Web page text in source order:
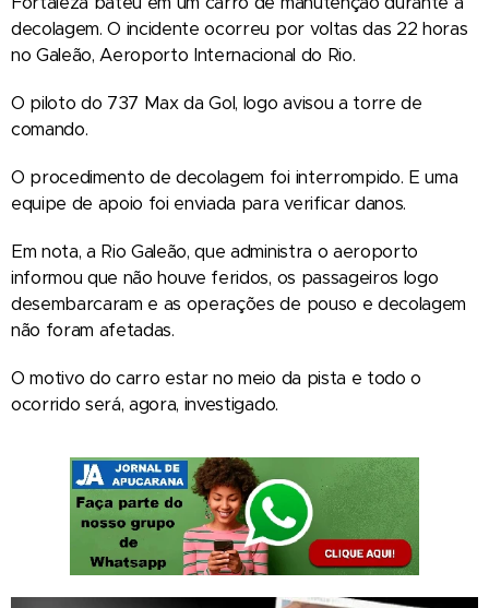
decolagem. O incidente ocorreu por voltas das 22 horas
no Galeão, Aeroporto Internacional do Rio.
O piloto do 737 Max da Gol, logo avisou a torre de
comando.
O procedimento de decolagem foi interrompido. E uma
equipe de apoio foi enviada para verificar danos.
Em nota, a Rio Galeão, que administra o aeroporto
informou que não houve feridos, os passageiros logo
desembarcaram e as operações de pouso e decolagem
não foram afetadas.
O motivo do carro estar no meio da pista e todo o
ocorrido será, agora, investigado.